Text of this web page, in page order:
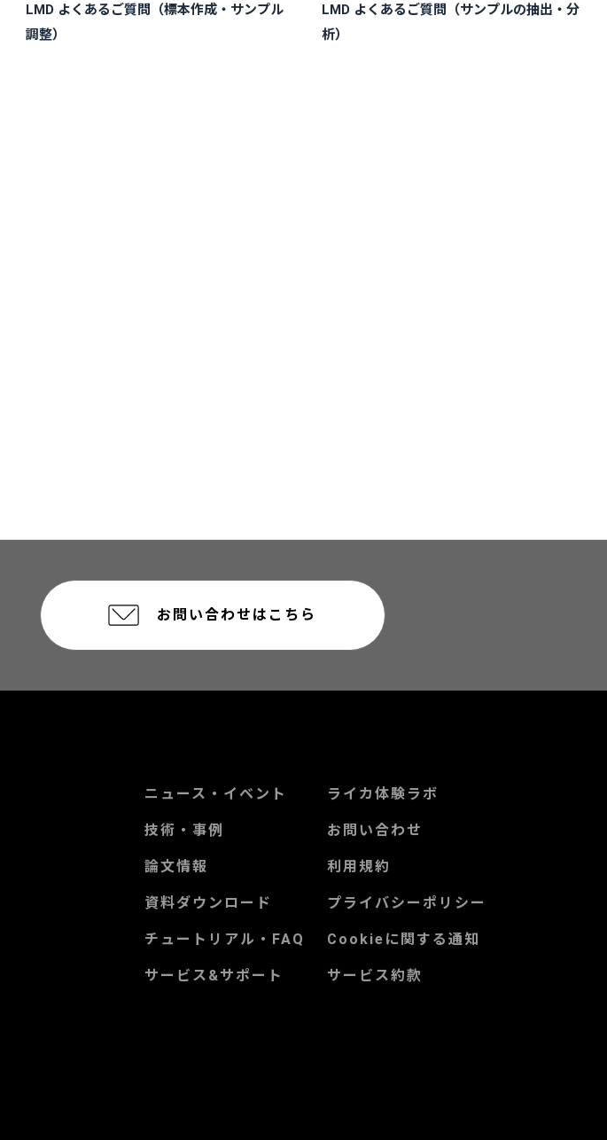
LMD よくあるご質問（標本作成・サンプル
調整）
LMD よくあるご質問（サンプルの抽出・分
析）
お問い合わせはこちら
ニュース・イベント
技術・事例
論文情報
資料ダウンロード
チュートリアル・FAQ
サービス&サポート
ライカ体験ラボ
お問い合わせ
利用規約
プライバシーポリシー
Cookieに関する通知
サービス約款